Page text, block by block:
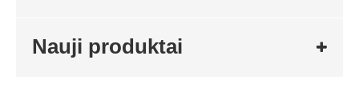
Nauji produktai